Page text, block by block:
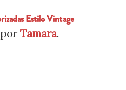
Estilo Vintage
por Tamara.